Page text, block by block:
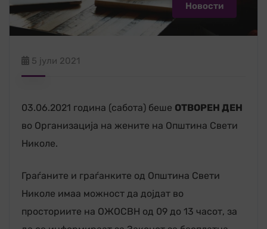
Новости
5 јули 2021
03.06.2021 година (сабота) беше ОТВОРЕН ДЕН
во Организација на жените на Општина Свети
Николе.
Граѓаните и граѓанките од Општина Свети
Николе имаа можност да дојдат во
просториите на ОЖОСВН од 09 до 13 часот, за